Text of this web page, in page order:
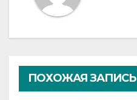
ПОХОЖАЯ ЗАПИСЬ